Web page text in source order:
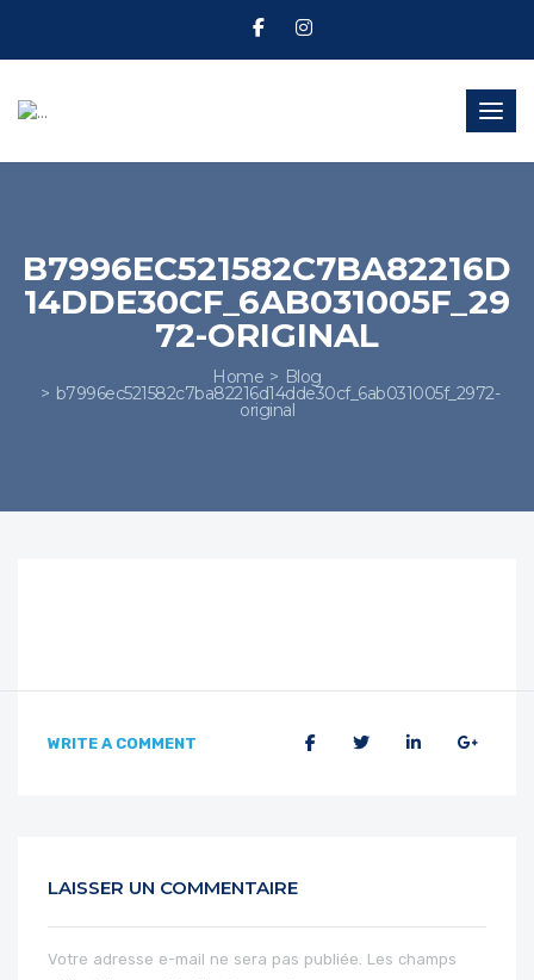
B7996EC521582C7BA82216D
14DDE30CF_6AB031005F_29
72-ORIGINAL
Home Blog
b7996ec521582c7ba82216d14dde30cf_6ab031005f_2972-
original
WRITE A COMMENT
LAISSER UN COMMENTAIRE
Votre adresse e-mail ne sera pas publiée. Les champs